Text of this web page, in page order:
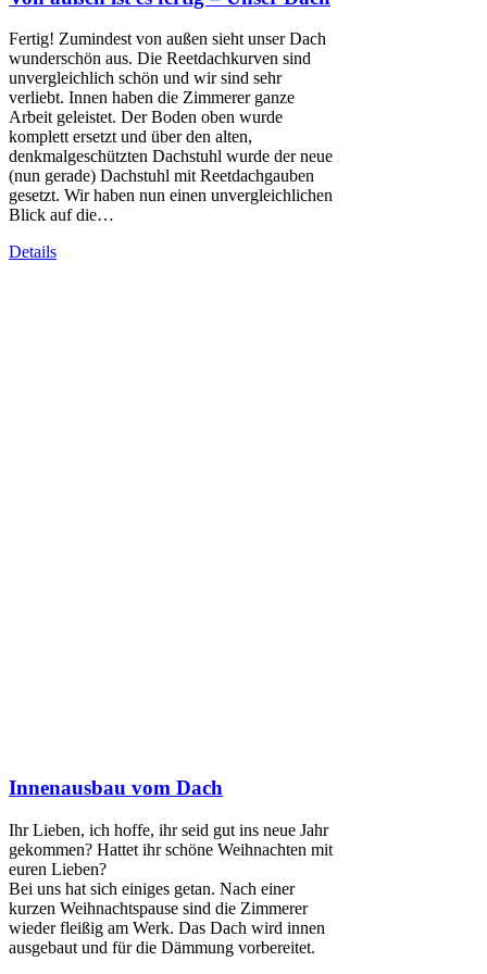
Fertig! Zumindest von außen sieht unser Dach
wunderschön aus. Die Reetdachkurven sind
unvergleichlich schön und wir sind sehr
verliebt. Innen haben die Zimmerer ganze
Arbeit geleistet. Der Boden oben wurde
komplett ersetzt und über den alten,
denkmalgeschützten Dachstuhl wurde der neue
(nun gerade) Dachstuhl mit Reetdachgauben
gesetzt. Wir haben nun einen unvergleichlichen
Blick auf die…
Details
Innenausbau vom Dach
Ihr Lieben, ich hoffe, ihr seid gut ins neue Jahr
gekommen? Hattet ihr schöne Weihnachten mit
euren Lieben?
Bei uns hat sich einiges getan. Nach einer
kurzen Weihnachtspause sind die Zimmerer
wieder fleißig am Werk. Das Dach wird innen
ausgebaut und für die Dämmung vorbereitet.